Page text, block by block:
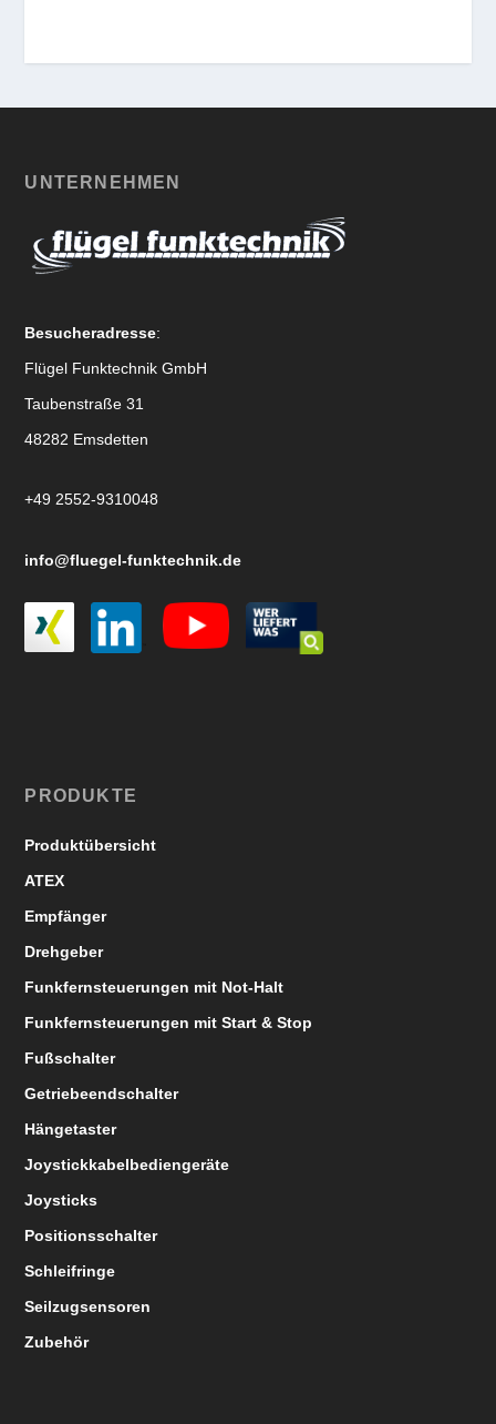
UNTERNEHMEN
Besucheradresse:
Flügel Funktechnik GmbH
Taubenstraße 31
48282 Emsdetten
+49 2552-9310048
info@fluegel-funktechnik.de
PRODUKTE
Produktübersicht
ATEX
Empfänger
Drehgeber
Funkfernsteuerungen mit Not-Halt
Funkfernsteuerungen mit Start & Stop
Fußschalter
Getriebeendschalter
Hängetaster
Joystickkabelbediengeräte
Joysticks
Positionsschalter
Schleifringe
Seilzugsensoren
Zubehör